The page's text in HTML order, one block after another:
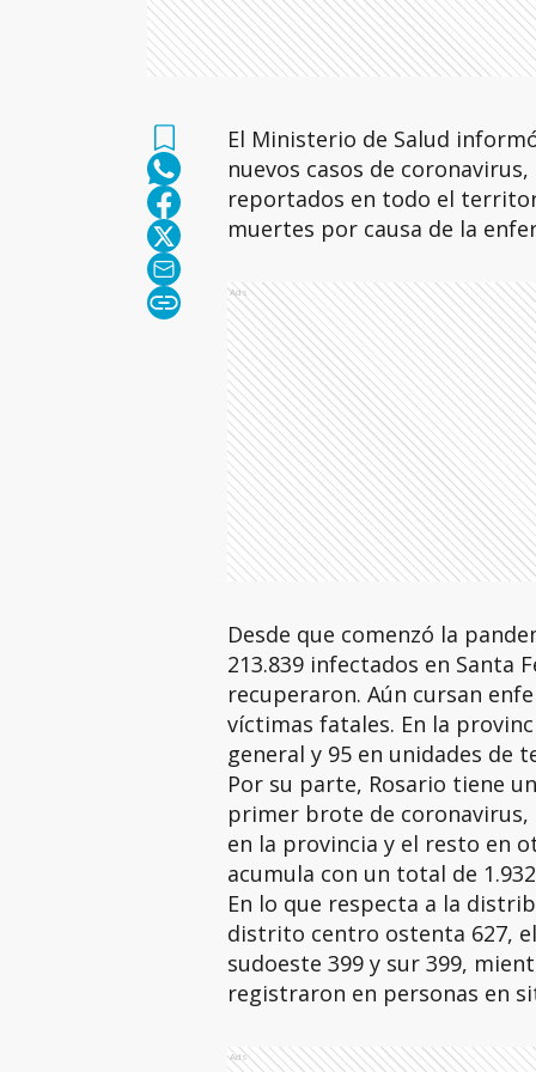
El Ministerio de Salud
nuevos casos de
reportados en todo el
muertes por causa de la
Ads
Desde que comenzó la
213.839 infectados en Santa
recuperaron. Aún cursan
víctimas fatales. En la
general y 95 en unidades de
Por su parte, Rosario tiene
primer brote de coronavirus,
en la provincia y el resto en
acumula con un total de
En lo que respecta a la
distrito centro ostenta 627,
sudoeste 399 y sur 399,
registraron en personas en
Ads